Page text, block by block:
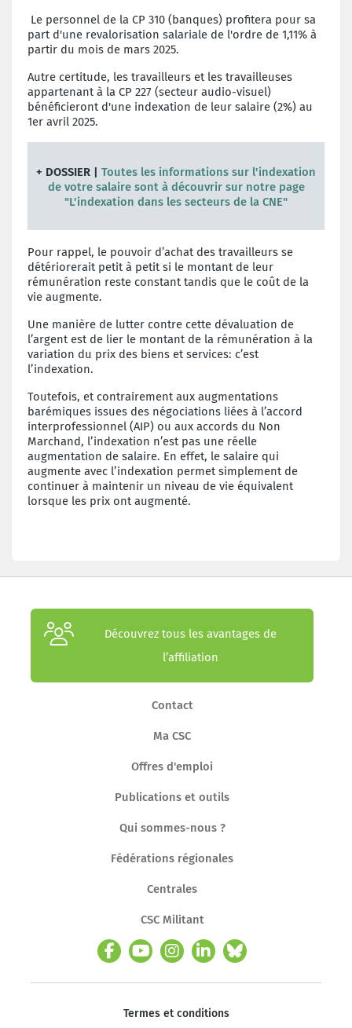
Le personnel de la CP 310 (banques) profitera pour sa
part d'une revalorisation salariale de l'ordre de 1,11% à
partir du mois de mars 2025.
Autre certitude, les travailleurs et les travailleuses
appartenant à la CP 227 (secteur audio-visuel)
bénéficieront d'une indexation de leur salaire (2%) au
1er avril 2025.
+ DOSSIER | Toutes les informations sur l'indexation
de votre salaire sont à découvrir sur notre page
"L'indexation dans les secteurs de la CNE"
Pour rappel, le pouvoir d’achat des travailleurs se
détériorerait petit à petit si le montant de leur
rémunération reste constant tandis que le coût de la
vie augmente.
Une manière de lutter contre cette dévaluation de
l’argent est de lier le montant de la rémunération à la
variation du prix des biens et services: c’est
l’indexation.
Toutefois, et contrairement aux augmentations
barémiques issues des négociations liées à l’accord
interprofessionnel (AIP) ou aux accords du Non
Marchand, l’indexation n’est pas une réelle
augmentation de salaire. En effet, le salaire qui
augmente avec l’indexation permet simplement de
continuer à maintenir un niveau de vie équivalent
lorsque les prix ont augmenté.
Découvrez tous les avantages de
l’affiliation
Contact
Ma CSC
Offres d'emploi
Publications et outils
Qui sommes-nous ?
Fédérations régionales
Centrales
CSC Militant
Termes et conditions